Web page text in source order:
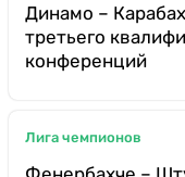
Динамо –
третьего
конференций
Лига чемпионов